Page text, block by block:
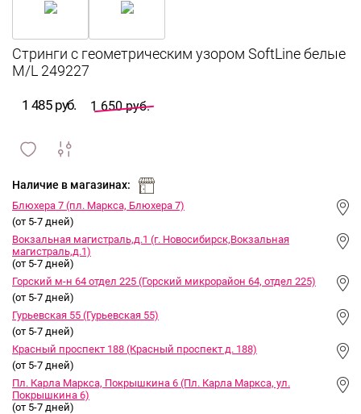
1 485 руб. 1 650 руб.
и
Наличие в магазинах:
Блюхера 7 (пл. Маркса, Блюхера 7)
(от 5-7 дней)
Вокзальная магистраль,д.1 (г. Новосибирск,Вокзальная
магистраль,д.1)
(от 5-7 дней)
Горский м-н 64 отдел 225 (Горский микрорайон 64, отдел 225)
(от 5-7 дней)
Гурьевская 55 (Гурьевская 55)
(от 5-7 дней)
Красный проспект 188 (Красный проспект д. 188)
(от 5-7 дней)
Пл. Карла Маркса, Покрышкина 6 (Пл. Карла Маркса, ул.
Покрышкина 6)
(от 5-7 дней)